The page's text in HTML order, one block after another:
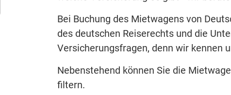
Bei Buchung des Mietwagens von
des deutschen Reiserechts und die
Versicherungsfragen, denn wir kennen
Nebenstehend können Sie die
filtern.